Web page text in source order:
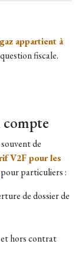
appartient à
fiscale.
compte
de
V2F pour les
pour particuliers :
de dossier de
hors contrat